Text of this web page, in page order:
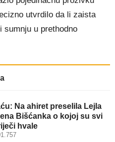
utvrdilo da li zaista
u prethodno
Na ahiret preselila Lejla
Bišćanka o kojoj su svi
hvale